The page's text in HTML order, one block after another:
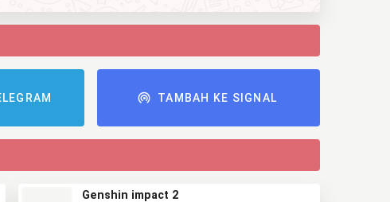
TAMBAH KE SIGNAL
Genshin impact 2